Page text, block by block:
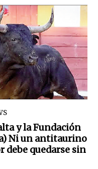
y la Fundación
Ni un antitaurino
debe quedarse sin